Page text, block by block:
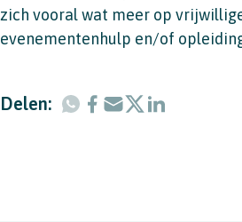
zich vooral wat meer op
evenementenhulp en/of
Delen: